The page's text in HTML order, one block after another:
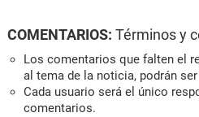
COMENTARIOS: Términos y
Los comentarios que falten el
al tema de la noticia, podrán
Cada usuario será el único
comentarios.